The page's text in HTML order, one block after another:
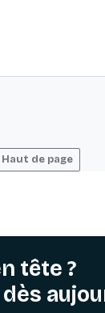
Haut de page
tête ?